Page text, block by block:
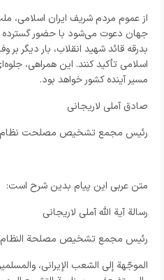
از عموم مردم شریف ایران اسلامی،
جهان دعوت می‌شود با حضور گسترده
بدرقه قائد شهید انقلاب، بار دیگر بر
اسلامی تأکید کنند. این همراهی،
مسیر آینده کشور خواهد بود.
صادق آملی لاریجانی
رئیس مجمع تشخیص مصلحت نظام
متن عربی این پیام بدین شرح است:
رسالة آیة الله آملی لاریجانی
رئیس مجمع تشخیص مصلحة النظام
الموجّهة إلى الشعب الإیرانی،